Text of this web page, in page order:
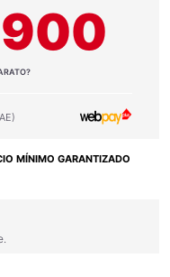
MÍNIMO GARANTIZADO